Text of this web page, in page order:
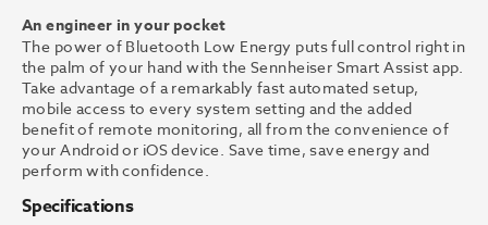
An engineer in your pocket
The power of Bluetooth Low Energy puts full control right in
the palm of your hand with the Sennheiser Smart Assist app.
Take advantage of a remarkably fast automated setup,
mobile access to every system setting and the added
benefit of remote monitoring, all from the convenience of
your Android or iOS device. Save time, save energy and
perform with confidence.
Specifications